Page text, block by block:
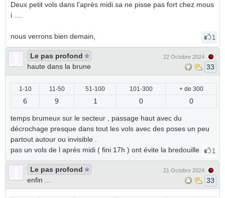
Deux petit vols dans l’après midi.sa ne pisse pas fort chez mous
i ....
nous verrons bien demain, 1
Le pas profond
haute dans la brune
22 Octobre 2024
33
1-10 11-50 51-100 101-300 + de 300
6 9 1 0 0
temps brumeux sur le secteur , passage haut avec du
décrochage presque dans tout les vols avec des poses un peu
partout autour ou invisible .
pas un vols de l après midi ( fini 17h ) ont évite la bredouille
1
Le pas profond
enfin ...
21 Octobre 2024
33